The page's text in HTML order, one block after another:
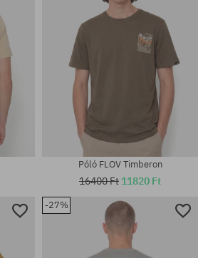
Elérhető méretek:
Póló FLOV Timberon
16400 Ft 11820 Ft
-27%